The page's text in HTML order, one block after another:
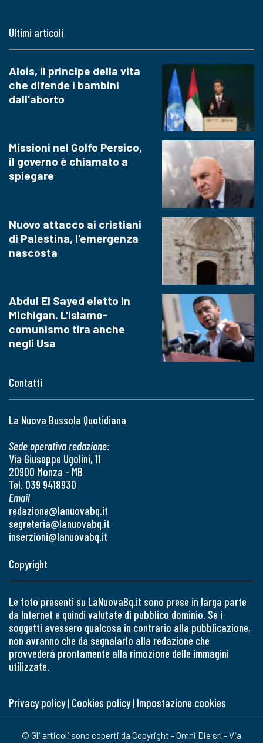
Contatti
La Nuova Bussola Quotidiana
Sede operativa redazione:
Via Giuseppe Ugolini, 11
20900 Monza - MB
Tel. 039 9418930
Email
redazione@lanuovabq.it
segreteria@lanuovabq.it
inserzioni@lanuovabq.it
Ultimi articoli
Alois, il principe della vita
che difende i bambini
dall’aborto
Missioni nel Golfo Persico,
il governo è chiamato a
spiegare
Nuovo attacco ai cristiani
di Palestina, l'emergenza
nascosta
Abdul El Sayed eletto in
Michigan. L'islamo-
comunismo tira anche
negli Usa
Copyright
Le foto presenti su LaNuovaBq.it sono prese in larga parte
da Internet e quindi valutate di pubblico dominio. Se i
soggetti avessero qualcosa in contrario alla pubblicazione,
non avranno che da segnalarlo alla redazione che
provvederà prontamente alla rimozione delle immagini
utilizzate.
Privacy policy| Cookies policy| Impostazione cookies
© Gli articoli sono coperti da Copyright - Omni Die srl - Via